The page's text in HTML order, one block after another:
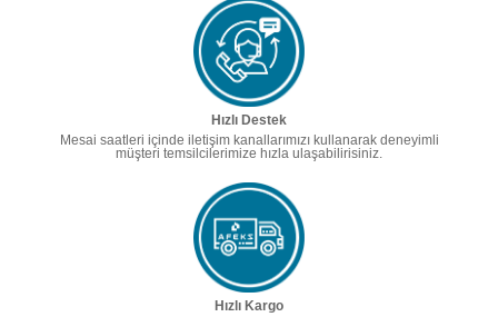
Hızlı Destek
Mesai saatleri içinde iletişim kanallarımızı kullanarak deneyimli
müşteri temsilcilerimize hızla ulaşabilirisiniz.
Hızlı Kargo